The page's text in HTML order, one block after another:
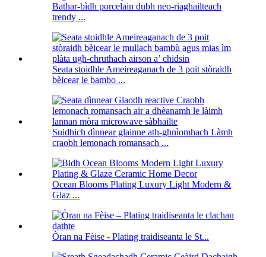
Bathar-bìdh porcelain dubh neo-riaghailteach
trendy ...
Seata stoidhle Ameireaganach de 3 poit stòraidh
bèicear le bambo ...
Suidhich dìnnear glainne ath-ghnìomhach Làmh
craobh lemonach romansach ...
Ocean Blooms Plating Luxury Light Modern &
Glaz ...
Òran na Fèise - Plating traidiseanta le St...